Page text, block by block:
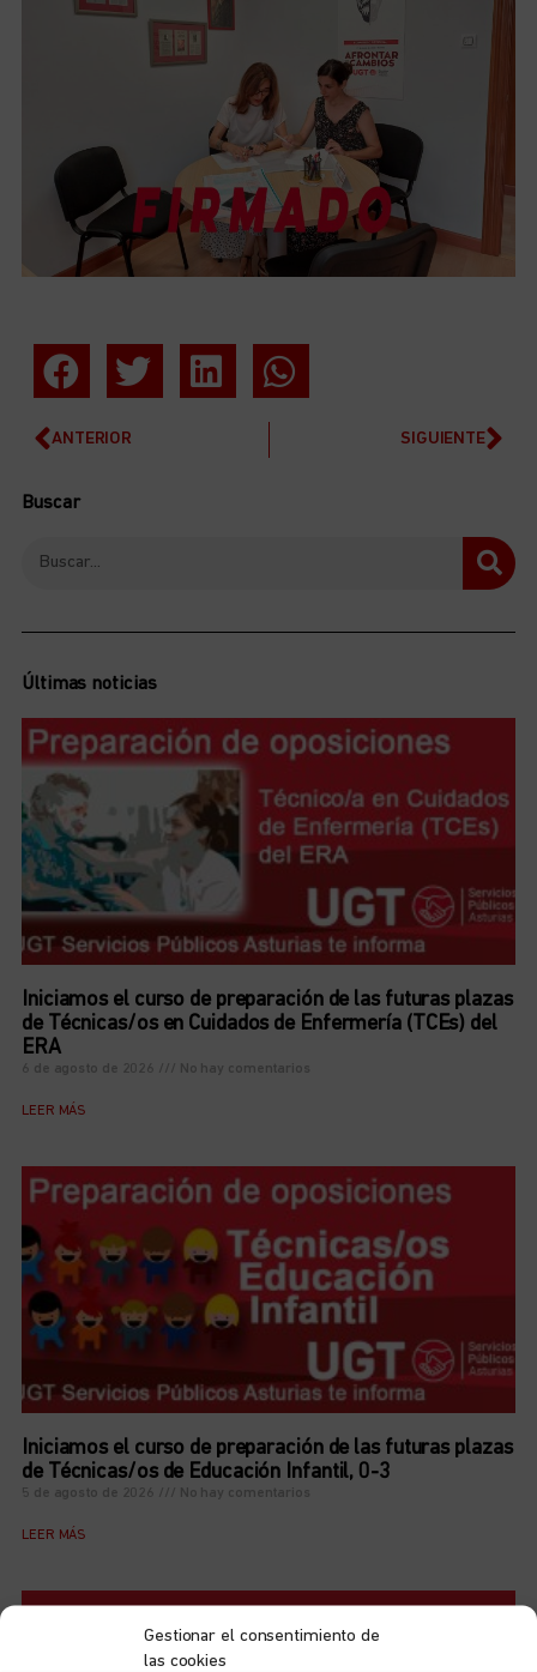
Gestionar el consentimiento de
las cookies
ANTERIOR SIGUIENTE
Buscar
Últimas noticias
Iniciamos el curso de preparación de las futuras plazas
de Técnicas/os en Cuidados de Enfermería (TCEs) del
ERA
6 de agosto de 2026 No hay comentarios
LEER MÁS
Iniciamos el curso de preparación de las futuras plazas
de Técnicas/os de Educación Infantil, 0-3
5 de agosto de 2026 No hay comentarios
LEER MÁS